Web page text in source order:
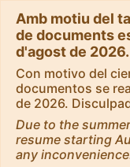
Amb motiu del
de documents
d'agost de
Con motivo del
documentos se
de 2026.
Due to the
resume starting
any